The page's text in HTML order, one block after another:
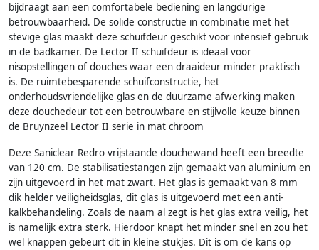
bijdraagt aan een comfortabele bediening en langdurige
betrouwbaarheid. De solide constructie in combinatie met het
stevige glas maakt deze schuifdeur geschikt voor intensief gebruik
in de badkamer. De Lector II schuifdeur is ideaal voor
nisopstellingen of douches waar een draaideur minder praktisch
is. De ruimtebesparende schuifconstructie, het
onderhoudsvriendelijke glas en de duurzame afwerking maken
deze douchedeur tot een betrouwbare en stijlvolle keuze binnen
de Bruynzeel Lector II serie in mat chroom
Deze Saniclear Redro vrijstaande douchewand heeft een breedte
van 120 cm. De stabilisatiestangen zijn gemaakt van aluminium en
zijn uitgevoerd in het mat zwart. Het glas is gemaakt van 8 mm
dik helder veiligheidsglas, dit glas is uitgevoerd met een anti-
kalkbehandeling. Zoals de naam al zegt is het glas extra veilig, het
is namelijk extra sterk. Hierdoor knapt het minder snel en zou het
wel knappen gebeurt dit in kleine stukjes. Dit is om de kans op